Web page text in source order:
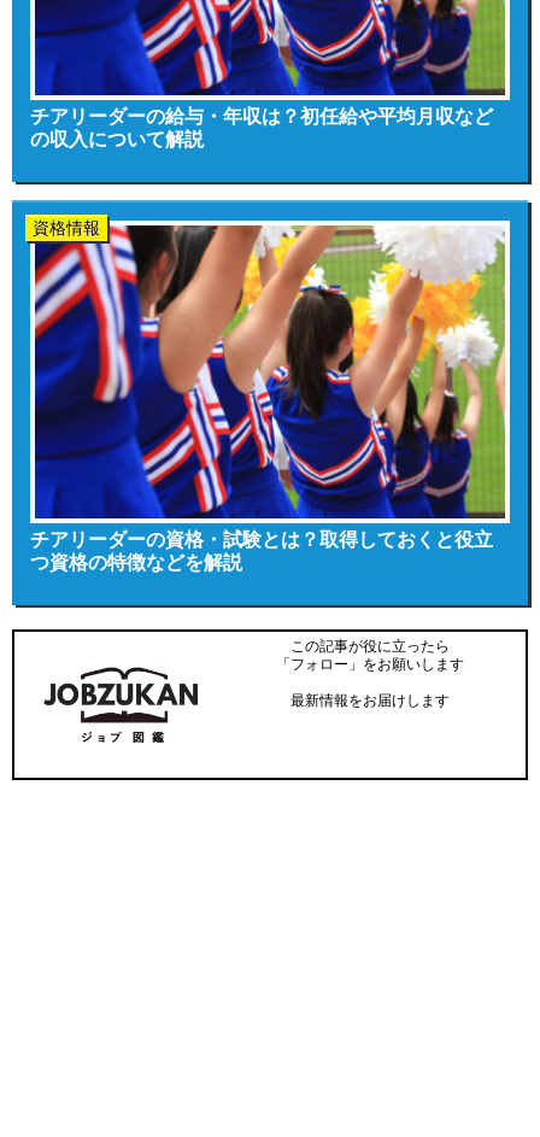
チアリーダーの給与・年収は？初任給や平均月収など
の収入について解説
資格情報
チアリーダーの資格・試験とは？取得しておくと役立
つ資格の特徴などを解説
この記事が役に立ったら
「フォロー」をお願いします
最新情報をお届けします